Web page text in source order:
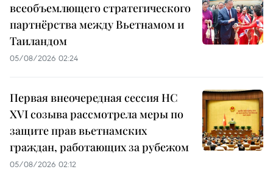
всеобъемлющего стратегического
партнёрства между Вьетнамом и
Таиландом
05/08/2026 02:24
Первая внеочередная сессия НС
XVI созыва рассмотрела меры по
защите прав вьетнамских
граждан, работающих за рубежом
05/08/2026 02:12